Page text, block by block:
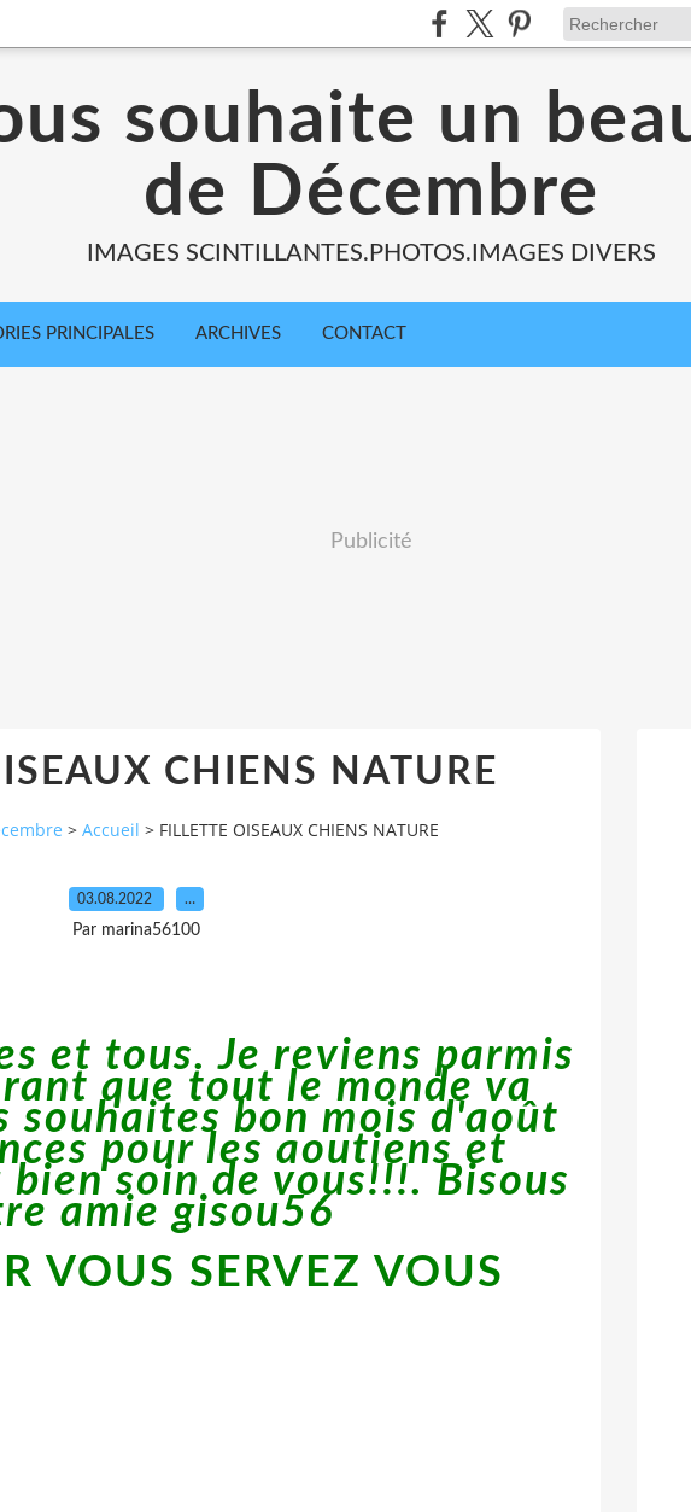
souhaite un
de Décembre
IMAGES SCINTILLANTES.PHOTOS.IMAGES DIVERS
PRINCIPALES ARCHIVES CONTACT
Publicité
CHIENS NATURE
> Accueil > FILLETTE OISEAUX CHIENS NATURE
03.08.2022 …
Par marina56100
et tous. Je reviens parmis
que tout le monde va
souhaites bon mois d'août
pour les aoutiens et
soin de vous!!!. Bisous
amie gisou56
VOUS SERVEZ VOUS